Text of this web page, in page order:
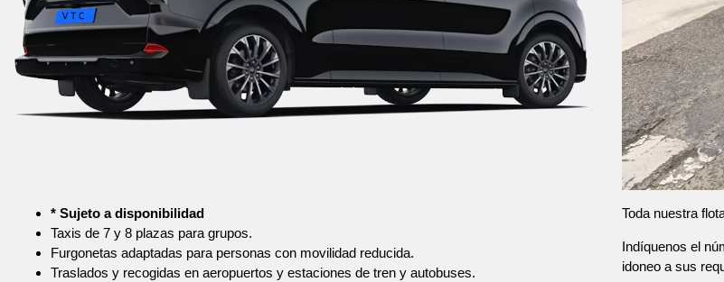
* Sujeto a disponibilidad
Taxis de 7 y 8 plazas para grupos.
Furgonetas adaptadas para personas con movilidad reducida.
Traslados y recogidas en aeropuertos y estaciones de tren y autobuses.
Toda nuestra
Indíquenos el
idoneo a sus